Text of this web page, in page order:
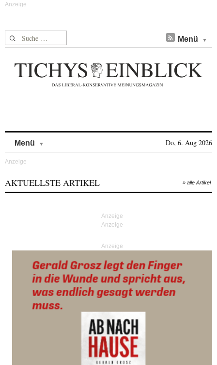
Suche nach: Menü
Menü Do, 6. Aug 2026
AKTUELLSTE ARTIKEL » alle Artikel
Anzeige